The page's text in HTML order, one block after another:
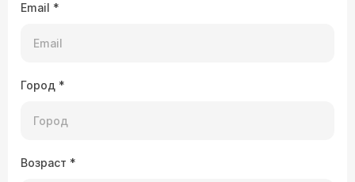
Email *
Город *
Возраст *